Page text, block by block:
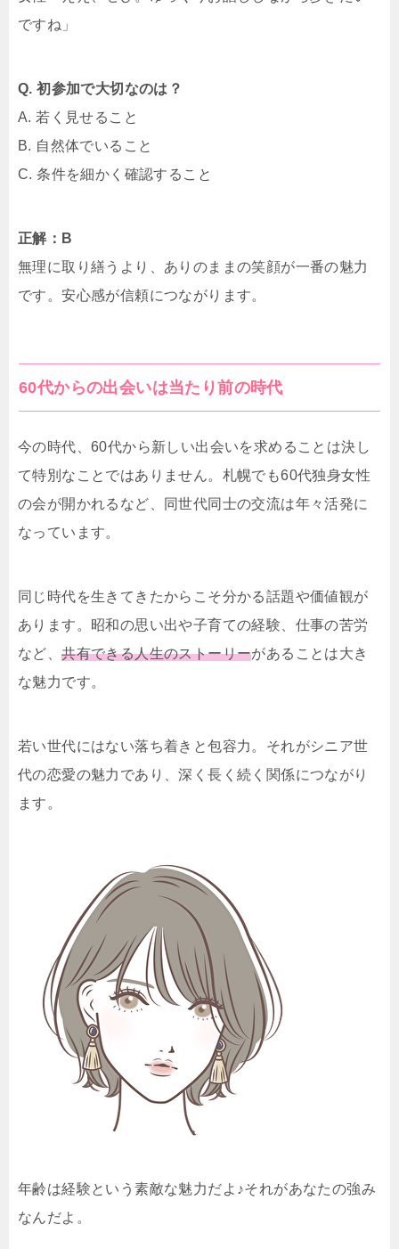
ですね」
Q. 初参加で大切なのは？
A. 若く見せること
B. 自然体でいること
C. 条件を細かく確認すること
正解：B
無理に取り繕うより、ありのままの笑顔が一番の魅力
です。安心感が信頼につながります。
60代からの出会いは当たり前の時代
今の時代、60代から新しい出会いを求めることは決し
て特別なことではありません。札幌でも60代独身女性
の会が開かれるなど、同世代同士の交流は年々活発に
なっています。
同じ時代を生きてきたからこそ分かる話題や価値観が
あります。昭和の思い出や子育ての経験、仕事の苦労
など、共有できる人生のストーリーがあることは大き
な魅力です。
若い世代にはない落ち着きと包容力。それがシニア世
代の恋愛の魅力であり、深く長く続く関係につながり
ます。
年齢は経験という素敵な魅力だよ♪それがあなたの強み
なんだよ。